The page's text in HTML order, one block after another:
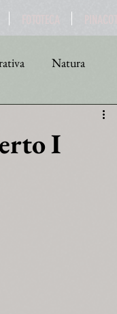
Natura
Turismo
I